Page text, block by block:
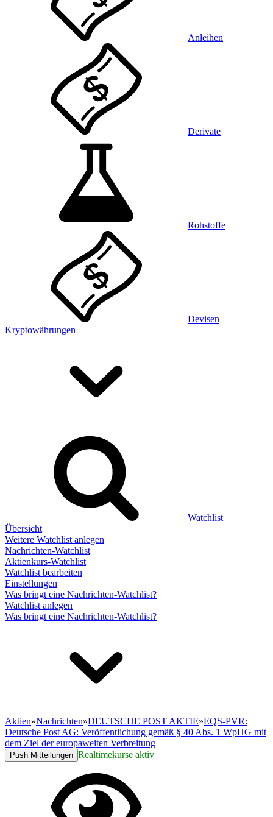
Anleihen
Derivate
Rohstoffe
Devisen
Kryptowährungen
Watchlist
Übersicht
Weitere Watchlist anlegen
Nachrichten-Watchlist
Aktienkurs-Watchlist
Watchlist bearbeiten
Einstellungen
Was bringt eine Nachrichten-Watchlist?
Watchlist anlegen
Was bringt eine Nachrichten-Watchlist?
Aktien»Nachrichten»DEUTSCHE POST AKTIE»EQS-PVR:
Deutsche Post AG: Veröffentlichung gemäß § 40 Abs. 1 WpHG mit
dem Ziel der europaweiten Verbreitung
Push Mitteilungen Realtimekurse aktiv